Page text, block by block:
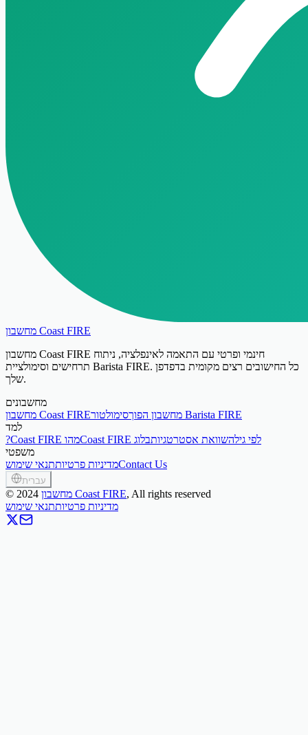
מחשבון Coast FIRE
מחשבון Coast FIRE חינמי ופרטי עם התאמה לאינפלציה, ניתוח
תרחישים וסימולציית Barista FIRE. כל החישובים רצים מקומית בדפדפן
שלך.
מחשבונים
מחשבון Coast FIRE
מחשבון הפוך סימולטור Barista FIRE
למד
?Coast FIRE מהו
Coast FIRE לפי גילהשוואת אסטרטגיותבלוג
משפטי
מדיניות פרטיותתנאי שימוש Contact Us
עברית
© 2024 מחשבון Coast FIRE, All rights reserved
מדיניות פרטיותתנאי שימוש